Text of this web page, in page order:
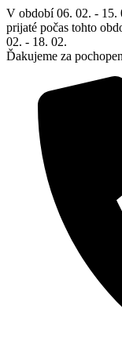
Preskočiť
na
obsah
V období 06. 02. - 15.
prijaté počas tohto
02. - 18. 02.
Ďakujeme za